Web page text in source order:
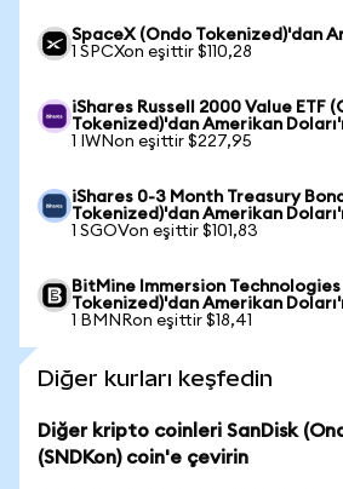
SpaceX (Ondo Tokenized)'dan
1 SPCXon eşittir $110,28
iShares Russell 2000 Value ETF
Tokenized)'dan Amerikan
1 IWNon eşittir $227,95
iShares 0-3 Month Treasury
Tokenized)'dan Amerikan
1 SGOVon eşittir $101,83
BitMine Immersion
Tokenized)'dan Amerikan
1 BMNRon eşittir $18,41
Diğer kurları keşfedin
Diğer kripto coinleri SanDisk
(SNDKon) coin'e çevirin